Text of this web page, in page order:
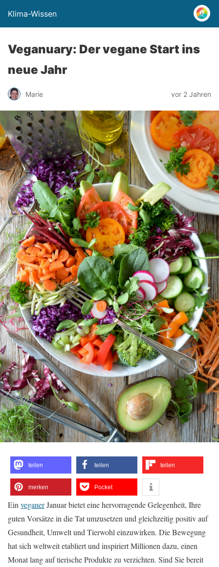
Klima-Wissen
Veganuary: Der vegane Start ins
neue Jahr
Marie vor 2 Jahren
teilen teilen teilen
merken Pocket
Ein veganerJanuar bietet eine hervorragende Gelegenheit, Ihre
guten Vorsätze in die Tat umzusetzen und gleichzeitig positiv auf
Gesundheit, Umwelt und Tierwohl einzuwirken. Die Bewegung
hat sich weltweit etabliert und inspiriert Millionen dazu, einen
Monat lang auf tierische Produkte zu verzichten. Sind Sie bereit